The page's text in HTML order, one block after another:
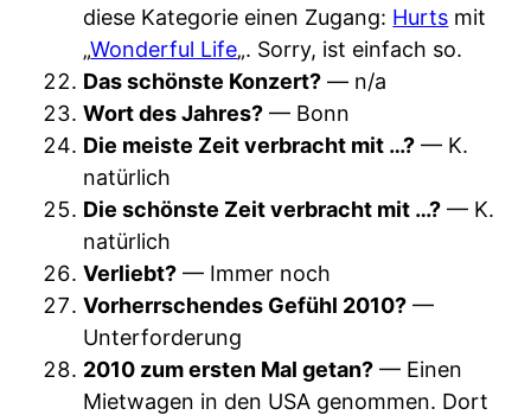
diese Kategorie einen Zugang: Hurts mit
„Wonderful Life„. Sorry, ist einfach so.
Das schönste Konzert? — n/a
Wort des Jahres? — Bonn
Die meiste Zeit verbracht mit …? — K.
natürlich
Die schönste Zeit verbracht mit …? — K.
natürlich
Verliebt? — Immer noch
Vorherrschendes Gefühl 2010? —
Unterforderung
2010 zum ersten Mal getan? — Einen
Mietwagen in den USA genommen. Dort